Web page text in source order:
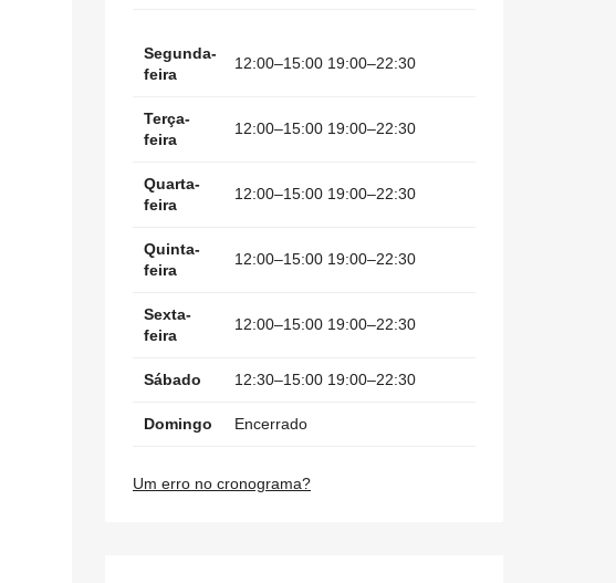
Segunda-
feira
12:00–15:00 19:00–22:30
Terça-
feira
12:00–15:00 19:00–22:30
Quarta-
feira
12:00–15:00 19:00–22:30
Quinta-
feira
12:00–15:00 19:00–22:30
Sexta-
feira
12:00–15:00 19:00–22:30
Sábado 12:30–15:00 19:00–22:30
Domingo Encerrado
Um erro no cronograma?